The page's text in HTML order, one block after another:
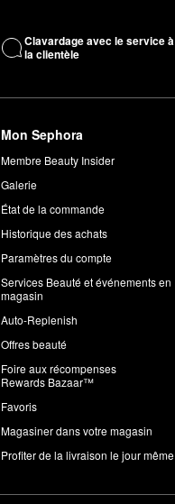
Clavardage avec le service à
la clientèle
Mon Sephora
Membre Beauty Insider
Galerie
État de la commande
Historique des achats
Paramètres du compte
Services Beauté et événements en
magasin
Auto-Replenish
Offres beauté
Foire aux récompenses
Rewards Bazaar™
Favoris
Magasiner dans votre magasin
Profiter de la livraison le jour même